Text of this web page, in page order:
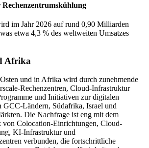
im Jahr 2026 auf rund 0,90 Milliarden
etwa 4,3 % des weltweiten Umsatzes
Afrika
und in Afrika wird durch zunehmende
Rechenzentren, Cloud-Infrastruktur
und Initiativen zur digitalen
GCC-Ländern, Südafrika, Israel und
Die Nachfrage ist eng mit dem
von Colocation-Einrichtungen, Cloud-
KI-Infrastruktur und
verbunden, die fortschrittliche